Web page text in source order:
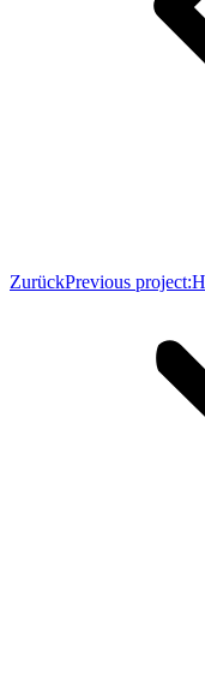
ZurückPrevious project: